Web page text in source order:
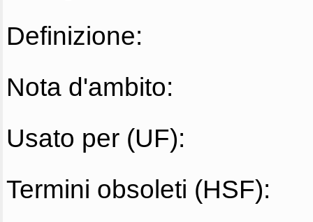
Definizione:
Nota d'ambito:
Usato per (UF):
Termini obsoleti (HSF):